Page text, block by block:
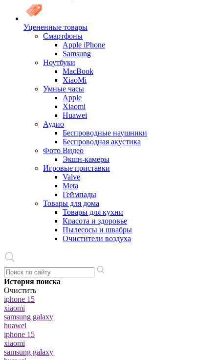
Уцененные товары
Cмартфоны
Apple iPhone
Samsung
Ноутбуки
MacBook
XiaoMi
Умные часы
Apple
Xiaomi
Huawei
Аудио
Беспроводные наушники
Беспроводная акустика
Фото Видео
Экшн-камеры
Игровые приставки
Valve
Meta
Геймпады
Товары для дома
Товары для кухни
Красота и здоровье
Пылесосы и швабры
Очистители воздуха
История поиска
Очистить
iphone 15
xiaomi
samsung galaxy
huawei
iphone 15
xiaomi
samsung galaxy